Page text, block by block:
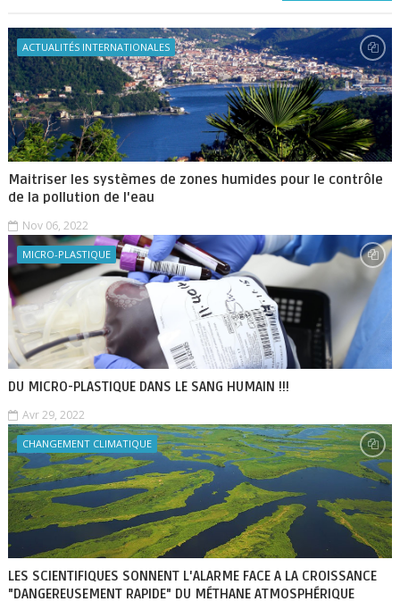
ACTUALITÉS INTERNATIONALES
Maitriser les systèmes de zones humides pour le contrôle
de la pollution de l'eau
Nov 06, 2022
MICRO-PLASTIQUE
DU MICRO-PLASTIQUE DANS LE SANG HUMAIN !!!
Avr 29, 2022
CHANGEMENT CLIMATIQUE
LES SCIENTIFIQUES SONNENT L'ALARME FACE A LA CROISSANCE
"DANGEREUSEMENT RAPIDE" DU MÉTHANE ATMOSPHÉRIQUE